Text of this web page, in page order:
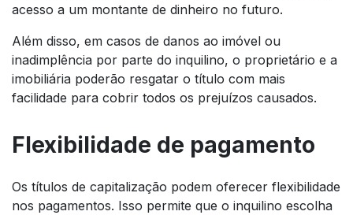
acesso a um montante de dinheiro no futuro.
Além disso, em casos de danos ao imóvel ou
inadimplência por parte do inquilino, o proprietário e a
imobiliária poderão resgatar o título com mais
facilidade para cobrir todos os prejuízos causados.
Flexibilidade de pagamento
Os títulos de capitalização podem oferecer flexibilidade
nos pagamentos. Isso permite que o inquilino escolha